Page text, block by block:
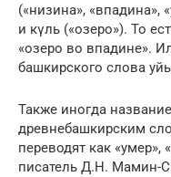
(«низина», «впадина»,
и күль («озеро»). То
«озеро во впадине».
башкирского слова
Также иногда
древнебашкирским
переводят как «умер»,
писатель Д.Н. Мамин-